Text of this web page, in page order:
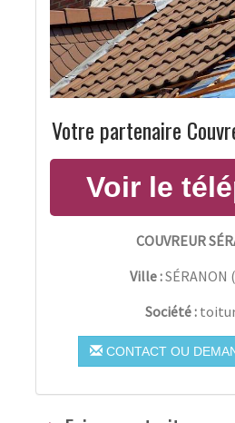
Votre partenaire
COUVREUR
Ville :SÉRANON (
Société :
CONTACT OU